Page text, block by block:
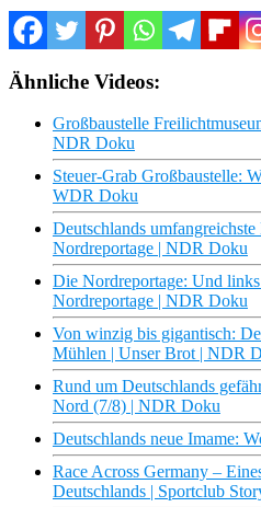
Ähnliche Videos:
Großbaustelle
NDR Doku
Steuer-Grab Großbaustelle:
WDR Doku
Deutschlands
Nordreportage | NDR Doku
Die Nordreportage: Und
Nordreportage | NDR Doku
Von winzig bis gigantisch:
Mühlen | Unser Brot | NDR
Rund um Deutschlands
Nord (7/8) | NDR Doku
Deutschlands neue Imame:
Race Across Germany –
Deutschlands | Sportclub